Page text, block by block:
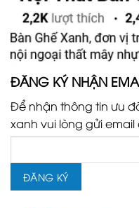
ĐĂNG KÝ NHẬN
Để nhận thông tin ưu
xanh vui lòng gửi